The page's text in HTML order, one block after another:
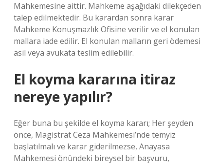
Mahkemesine aittir. Mahkeme aşağıdaki dilekçeden
talep edilmektedir. Bu karardan sonra karar
Mahkeme Konuşmazlık Ofisine verilir ve el konulan
mallara iade edilir. El konulan malların geri ödemesi
asil veya avukata teslim edilebilir.
El koyma kararına itiraz
nereye yapılır?
Eğer buna bu şekilde el koyma kararı; Her şeyden
önce, Magistrat Ceza Mahkemesi’nde temyiz
başlatılmalı ve karar giderilmezse, Anayasa
Mahkemesi önündeki bireysel bir başvuru,